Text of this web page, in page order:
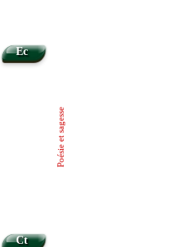
Ec
Ct
Poésie et sagesse